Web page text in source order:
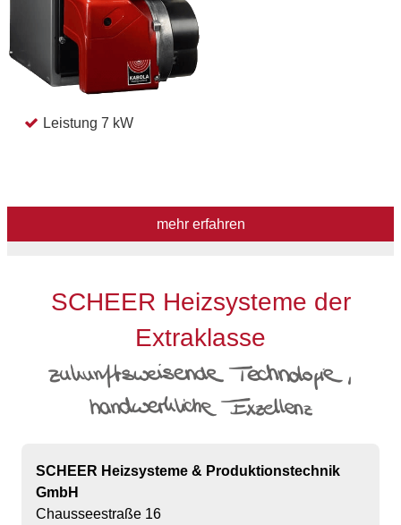
Leistung 7 kW
mehr erfahren
SCHEER Heizsysteme der
Extraklasse
SCHEER Heizsysteme & Produktionstechnik
GmbH
Chausseestraße 16